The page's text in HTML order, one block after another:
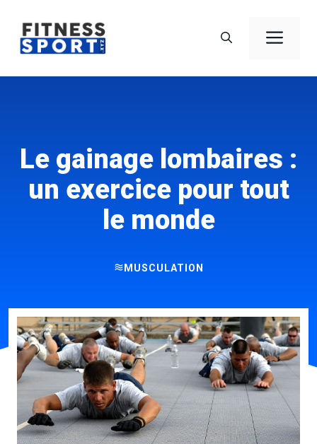
contenu
Le gainage lombaires :
un exercice pour tout
le monde
MUSCULATION